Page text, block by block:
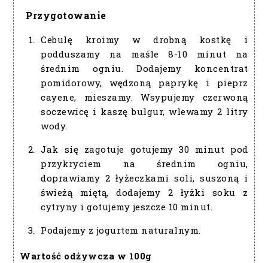
Przygotowanie
Cebulę kroimy w drobną kostkę i
podduszamy na maśle 8-10 minut na
średnim ogniu. Dodajemy koncentrat
pomidorowy, wędzoną paprykę i pieprz
cayene, mieszamy. Wsypujemy czerwoną
soczewicę i kaszę bulgur, wlewamy 2 litry
wody.
Jak się zagotuje gotujemy 30 minut pod
przykryciem na średnim ogniu,
doprawiamy 2 łyżeczkami soli, suszoną i
świeżą miętą, dodajemy 2 łyżki soku z
cytryny i gotujemy jeszcze 10 minut.
Podajemy z jogurtem naturalnym.
Wartość odżywcza w 100g